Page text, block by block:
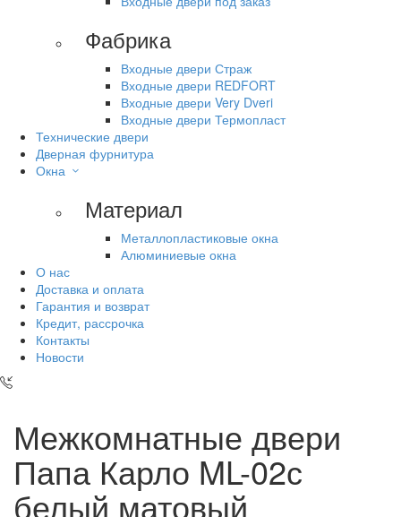
Фабрика
Входные двери Страж
Входные двери REDFORT
Входные двери Very Dveri
Входные двери Термопласт
Технические двери
Дверная фурнитура
Окна
Материал
Металлопластиковые окна
Алюминиевые окна
О нас
Доставка и оплата
Гарантия и возврат
Кредит, рассрочка
Контакты
Новости
Межкомнатные двери
Папа Карло ML-02с
белый матовый